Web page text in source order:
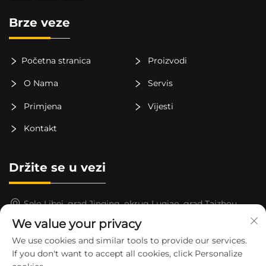
Brze veze
Početna stranica Proizvodi
O Nama Servis
Primjena Vijesti
Kontakt
Držite se u vezi
Selo Libei, grad Jinqing, okrug Luqiao, grad Taizhou,
15325652000
[email protected]
We value your privacy
We use cookies and similar tools to provide our services.
If you don't want to accept all cookies, click Personalize